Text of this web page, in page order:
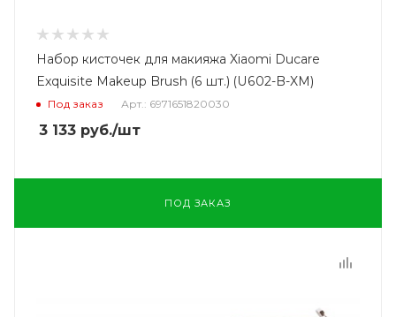
Набор кисточек для макияжа Xiaomi Ducare
Exquisite Makeup Brush (6 шт.) (U602-B-XM)
Под заказ Арт.: 6971651820030
3 133 руб./шт
ПОД ЗАКАЗ